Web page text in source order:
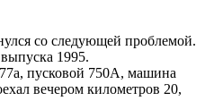
со следующей проблемой.
1995.
пусковой 750А, машина
вечером километров 20,